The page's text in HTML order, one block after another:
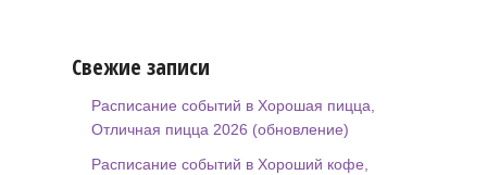
Свежие записи
Расписание событий в Хорошая пицца,
Отличная пицца 2026 (обновление)
Расписание событий в Хороший кофе,